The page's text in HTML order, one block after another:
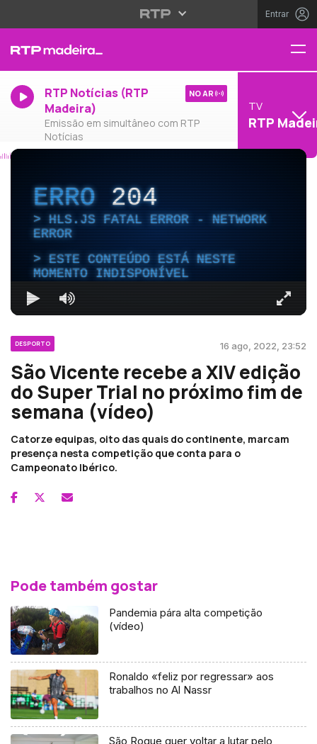
Entrar
RTP Notícias (RTP
Madeira)
Emissão em simultâneo com RTP
Notícias
NO AR
TV
RTP
ERRO204
HLS.JS FATAL ERROR - NETWORK
ERROR
ESTE CONTEÚDO ESTÁ NESTE
MOMENTO INDISPONÍVEL
DESPORTO 16 ago, 2022, 23:52
São Vicente recebe a XIV edição
do Super Trial no próximo fim de
semana (vídeo)
Catorze equipas, oito das quais do continente, marcam
presença nesta competição que conta para o
Campeonato Ibérico.
Pode também gostar
Pandemia pára alta competição
(vídeo)
Ronaldo «feliz por regressar» aos
trabalhos no Al Nassr
São Roque quer voltar a lutar pelo